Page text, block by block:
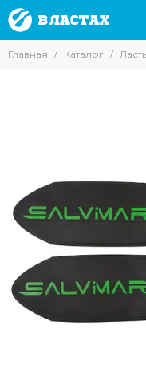
Главная Каталог